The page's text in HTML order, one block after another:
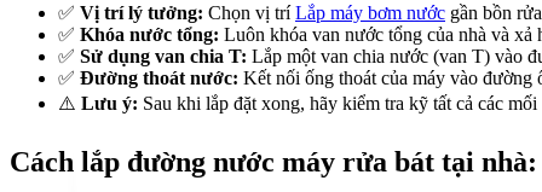
✅ Vị trí lý tưởng: Chọn vị tríLắp máy bơm nước gần bồn
✅ Khóa nước tổng: Luôn khóa van nước tổng của nhà và
✅ Sử dụng van chia T: Lắp một van chia nước (van T) vào
✅ Đường thoát nước: Kết nối ống thoát của máy vào đường
⚠️ Lưu ý: Sau khi lắp đặt xong, hãy kiểm tra kỹ tất cả các
Cách lắp đường nước máy rửa bát tại